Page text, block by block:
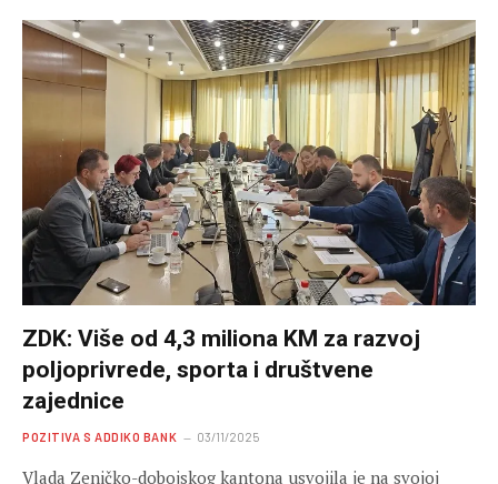
ZDK: Više od 4,3 miliona KM za razvoj
poljoprivrede, sporta i društvene
zajednice
POZITIVA S ADDIKO BANK 03/11/2025
Vlada Zeničko-dobojskog kantona usvojila je na svojoj